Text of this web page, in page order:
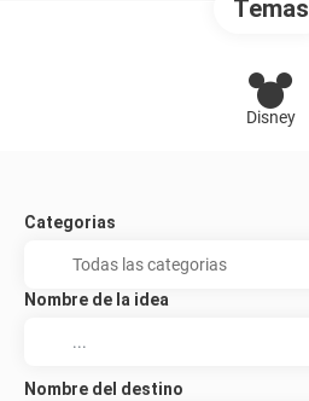
Temas
Disney
Categorias
Nombre de la idea
Nombre del destino